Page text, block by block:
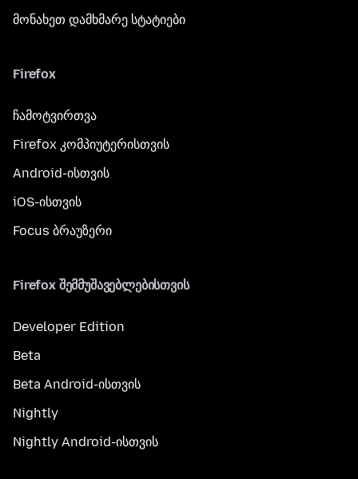
მონახეთ დამხმარე სტატიები
Firefox
ჩამოტვირთვა
Firefox კომპიუტერისთვის
Android-ისთვის
iOS-ისთვის
Focus ბრაუზერი
Firefox შემმუშავებლებისთვის
Developer Edition
Beta
Beta Android-ისთვის
Nightly
Nightly Android-ისთვის